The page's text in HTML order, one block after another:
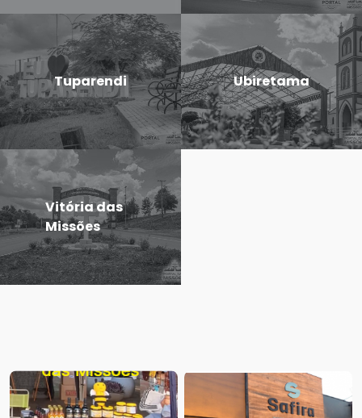
Tuparendi Ubiretama
Vitória das
Missões